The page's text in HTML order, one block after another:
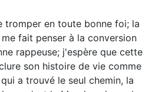
tromper en toute bonne foi; la
fait penser à la conversion
rappeuse; j'espère que cette
son histoire de vie comme
a trouvé le seul chemin, la